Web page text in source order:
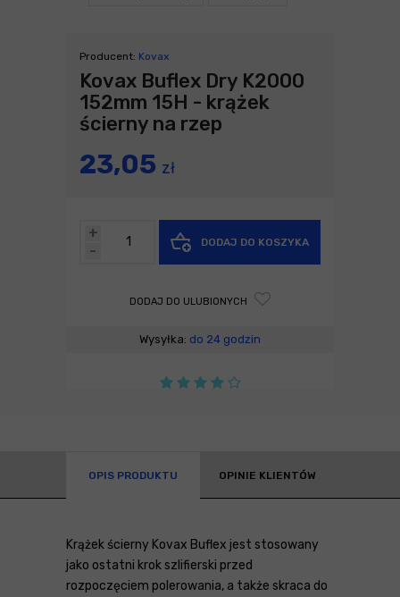
Producent: Kovax
Kovax Buflex Dry K2000
152mm 15H - krążek
ścierny na rzep
23,05 zł
-
+
DODAJ DO KOSZYKA
DODAJ DO ULUBIONYCH
Wysyłka: do 24 godzin
OPIS PRODUKTU OPINIE KLIENTÓW
Krążek ścierny Kovax Buflex jest stosowany
jako ostatni krok szlifierski przed
rozpoczęciem polerowania, a także skraca do